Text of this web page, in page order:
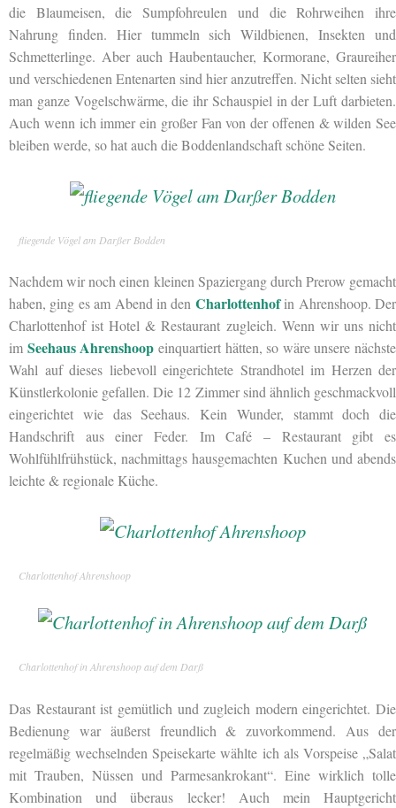
die Blaumeisen, die Sumpfohreulen und die Rohrweihen ihre
Nahrung finden. Hier tummeln sich Wildbienen, Insekten und
Schmetterlinge. Aber auch Haubentaucher, Kormorane, Graureiher
und verschiedenen Entenarten sind hier anzutreffen. Nicht selten sieht
man ganze Vogelschwärme, die ihr Schauspiel in der Luft darbieten.
Auch wenn ich immer ein großer Fan von der offenen & wilden See
bleiben werde, so hat auch die Boddenlandschaft schöne Seiten.
fliegende Vögel am Darßer Bodden
Nachdem wir noch einen kleinen Spaziergang durch Prerow gemacht
haben, ging es am Abend in den Charlottenhofin Ahrenshoop. Der
Charlottenhof ist Hotel & Restaurant zugleich. Wenn wir uns nicht
im Seehaus Ahrenshoop einquartiert hätten, so wäre unsere nächste
Wahl auf dieses liebevoll eingerichtete Strandhotel im Herzen der
Künstlerkolonie gefallen. Die 12 Zimmer sind ähnlich geschmackvoll
eingerichtet wie das Seehaus. Kein Wunder, stammt doch die
Handschrift aus einer Feder. Im Café – Restaurant gibt es
Wohlfühlfrühstück, nachmittags hausgemachten Kuchen und abends
leichte & regionale Küche.
Charlottenhof Ahrenshoop
Charlottenhof in Ahrenshoop auf dem Darß
Das Restaurant ist gemütlich und zugleich modern eingerichtet. Die
Bedienung war äußerst freundlich & zuvorkommend. Aus der
regelmäßig wechselnden Speisekarte wählte ich als Vorspeise „Salat
mit Trauben, Nüssen und Parmesankrokant“. Eine wirklich tolle
Kombination und überaus lecker! Auch mein Hauptgericht